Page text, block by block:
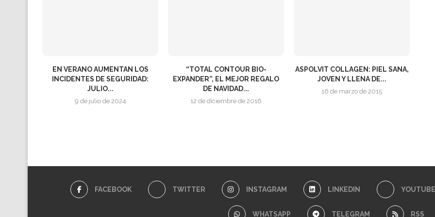
EN VERANO AUMENTAN LOS
INCIDENTES DE SEGURIDAD:
JULIO...
9 de julio de 2024
“TOTAL CONTOUR BIO-
EXPANDER”, EL MEJOR REGALO
DE NAVIDAD...
12 de diciembre de 2016
ASPOLVIT COLLAGEN: PIEL SANA,
JOVEN Y LLENA DE...
16 de marzo de 2015
FACEBOOK TWITTER INSTAGRAM LINKEDIN YOUTUBE
WHATSAPP TELEGRAM RSS